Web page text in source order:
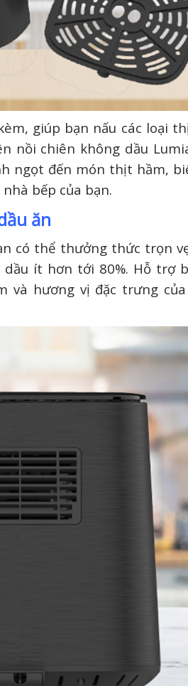
giúp bạn nấu các loại
nồi chiên không dầu
ngọt đến món thịt hầm,
bếp của bạn.
ăn
có thể thưởng thức trọn
ít hơn tới 80%. Hỗ trợ
và hương vị đặc trưng